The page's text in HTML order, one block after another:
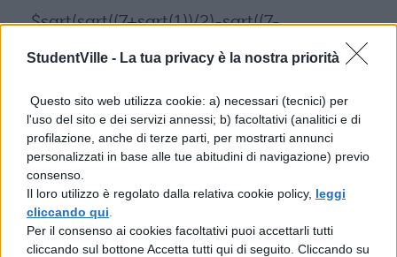
StudentVille - La tua privacy è la nostra priorità
Questo sito web utilizza cookie: a) necessari (tecnici) per
l'uso del sito e dei servizi annessi; b) facoltativi (analitici e di
profilazione, anche di terze parti, per mostrarti annunci
personalizzati in base alle tue abitudini di navigazione) previo
consenso.
Il loro utilizzo è regolato dalla relativa cookie policy, leggi
cliccando qui
Per il consenso ai cookies facoltativi puoi accettarli tutti
cliccando sul bottone Accetta tutti qui di seguito. Cliccando su
$sqrt(sqrt((7+sqrt(1))/2)-sqrt((7-
sqrt(1))/2))=$
$sqrt(sqrt(8/2)-sqrt(6/2))=$
$sqrt(sqrt(4)-sqrt(3))=$
$sqrt(2-sqrt(3))=$
Si applica ancora la regola dei ragicali